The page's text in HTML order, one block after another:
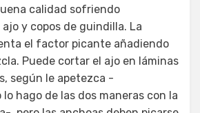
calidad sofriendo
y copos de guindilla. La
el factor picante añadiendo
Puede cortar el ajo en láminas
según le apetezca -
hago de las dos maneras con la